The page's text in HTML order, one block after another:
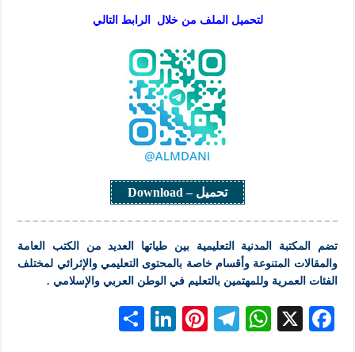
لتحميل الملف من خلال الرابط التالي
تحميل – Download
تضم المكتبة المدنية التعليميةبين طياتها العديد من الكتب العامة
والمقالات المتنوعة وأقسام خاصة بالمحتوى التعليمي والإثرائي لمختلف
الفئات العمرية وللمهتمينبالتعليم في الوطن العربي والإسلامي .
F
X
W
Te
Pi
Li